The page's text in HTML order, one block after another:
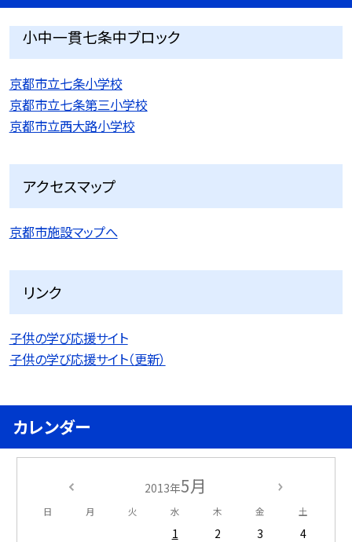
小中一貫七条中ブロック
京都市立七条小学校
京都市立七条第三小学校
京都市立西大路小学校
アクセスマップ
京都市施設マップへ
リンク
子供の学び応援サイト
子供の学び応援サイト（更新）
カレンダー
2013年5月
日 月 火 水 木 金 土
1 2 3
4